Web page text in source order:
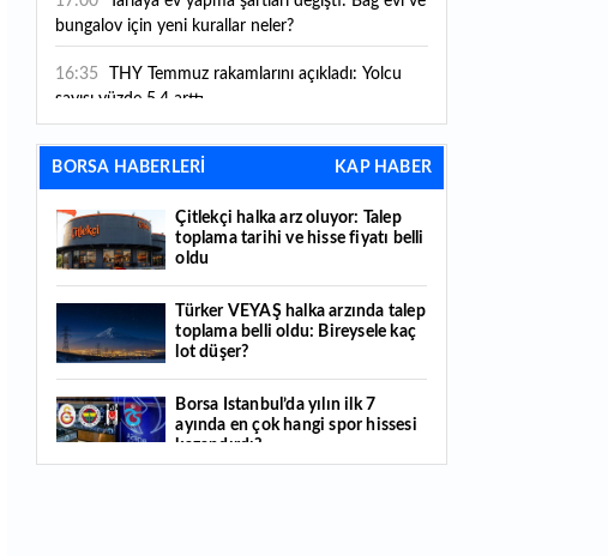
bungalov için yeni kurallar neler?
16:35
sayısı yüzde 5,4 arttı
16:27 Piyasaların beklediği veri geldi: ABD tarım
dışı istihdam rakamları açıklandı
16:24 Çitlekçi halka arz oluyor: Talep toplama
tarihi ve hisse fiyatı belli oldu
yapmak istediğini savundu
16:04 Boğaz’ın kıtaları birleştiren ruhu Memorial
16:01 Hafta sonu hava nasıl olacak?
BORSA HABERLERİ KAP HABER
Çitlekçi halka arz oluyor: Talep
toplama tarihi ve hisse fiyatı belli
oldu
Türker VEYAŞ halka arzında talep
toplama belli oldu: Bireysele kaç
lot düşer?
Borsa İstanbul’da yılın ilk 7
ayında en çok hangi spor hissesi
kazandırdı?